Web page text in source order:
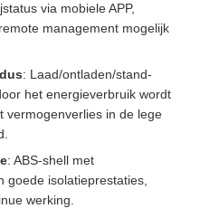
via mobiele APP,
management mogelijk
: Laad/ontladen/stand-
het energieverbruik wordt
vermogenverlies in de lege
: ABS-shell met
goede isolatieprestaties,
werking.